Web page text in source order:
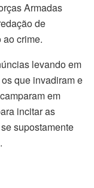
Armadas
de
crime.
levando em
que invadiram e
em
incitar as
supostamente